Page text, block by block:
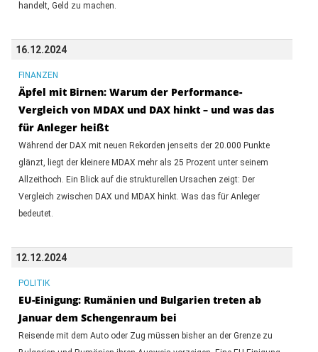
handelt, Geld zu machen.
16.12.2024
FINANZEN
Äpfel mit Birnen: Warum der Performance-
Vergleich von MDAX und DAX hinkt – und was das
für Anleger heißt
Während der DAX mit neuen Rekorden jenseits der 20.000 Punkte
glänzt, liegt der kleinere MDAX mehr als 25 Prozent unter seinem
Allzeithoch. Ein Blick auf die strukturellen Ursachen zeigt: Der
Vergleich zwischen DAX und MDAX hinkt. Was das für Anleger
bedeutet.
12.12.2024
POLITIK
EU-Einigung: Rumänien und Bulgarien treten ab
Januar dem Schengenraum bei
Reisende mit dem Auto oder Zug müssen bisher an der Grenze zu